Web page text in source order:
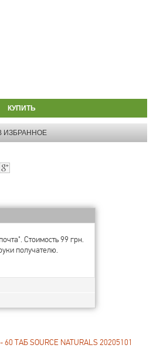
Стоимость 99 грн.
получателю.
SOURCE NATURALS 20205101